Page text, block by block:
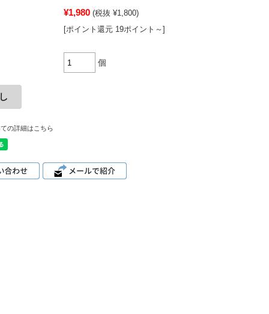
¥1,980 (税抜 ¥1,800)
[ポイント還元 19ポイント～]
個
の詳細はこちら